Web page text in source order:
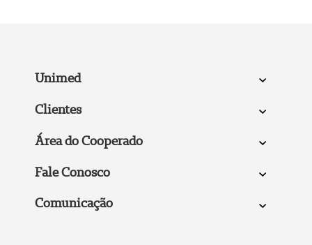
Unimed
Clientes
Área do Cooperado
Fale Conosco
Comunicação